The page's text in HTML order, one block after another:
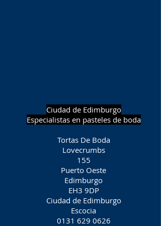
Ciudad de Edimburgo
Especialistas en pasteles de boda
Tortas De Boda
Lovecrumbs
155
Puerto Oeste
Edimburgo
EH3 9DP
Ciudad de Edimburgo
Escocia
0131 629 0626